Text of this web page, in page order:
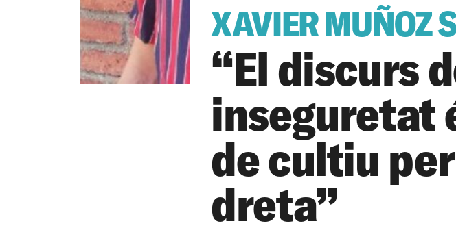
XAVIER MUÑOZ
“El discurs
inseguretat
de cultiu
dreta”